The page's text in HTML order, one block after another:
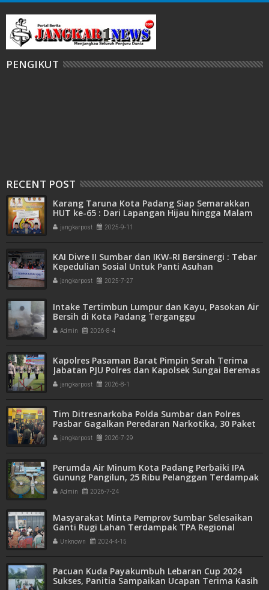
PENGIKUT
RECENT POST
Karang Taruna Kota Padang Siap Semarakkan
HUT ke-65 : Dari Lapangan Hijau hingga Malam
Kebersamaan
jangkarpost 2025-9-11
KAI Divre II Sumbar dan IKW-RI Bersinergi : Tebar
Kepedulian Sosial Untuk Panti Asuhan
jangkarpost 2025-7-27
Intake Tertimbun Lumpur dan Kayu, Pasokan Air
Bersih di Kota Padang Terganggu
Admin 2026-8-4
Kapolres Pasaman Barat Pimpin Serah Terima
Jabatan PJU Polres dan Kapolsek Sungai Beremas
jangkarpost 2026-8-1
Tim Ditresnarkoba Polda Sumbar dan Polres
Pasbar Gagalkan Peredaran Narkotika, 30 Paket
Ganja Kering Siap Edar Disita
jangkarpost 2026-7-29
Perumda Air Minum Kota Padang Perbaiki IPA
Gunung Pangilun, 25 Ribu Pelanggan Terdampak
Penyesuaian
Admin 2026-7-24
Masyarakat Minta Pemprov Sumbar Selesaikan
Ganti Rugi Lahan Terdampak TPA Regional
Payakumbuh
Unknown 2024-4-15
Pacuan Kuda Payakumbuh Lebaran Cup 2024
Sukses, Panitia Sampaikan Ucapan Terima Kasih